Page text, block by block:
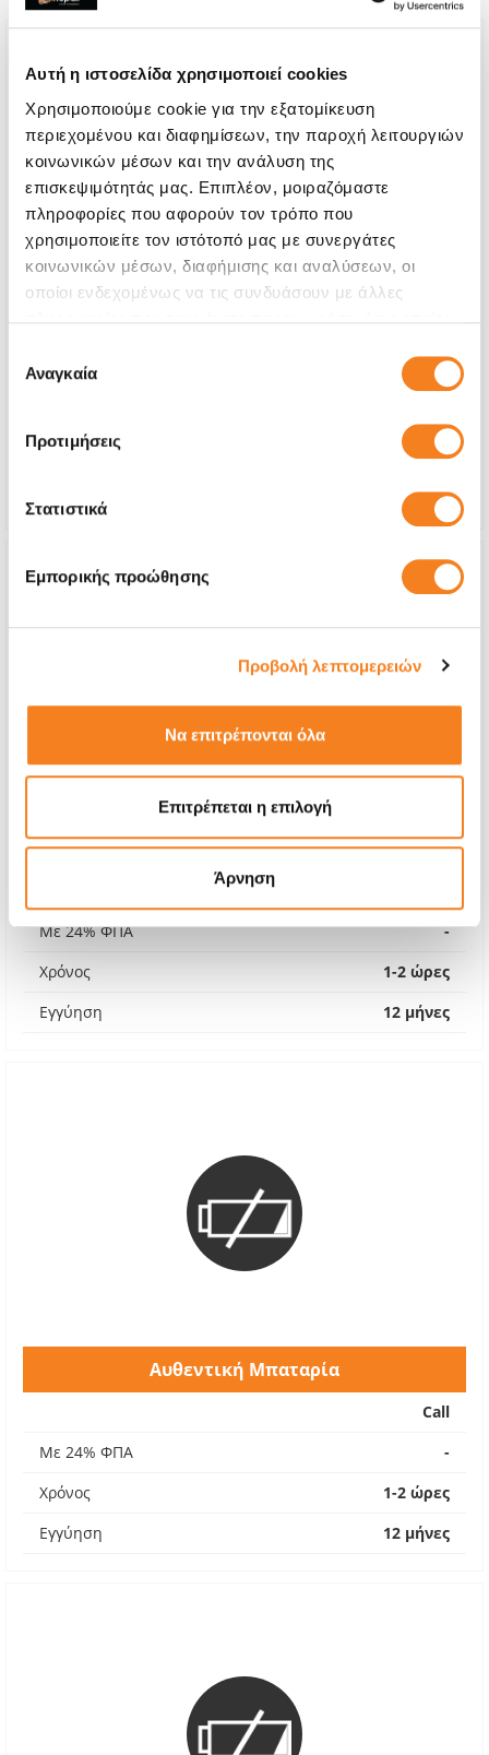
Αυτή η ιστοσελίδα χρησιμοποιεί cookies
Χρησιμοποιούμε cookie για την εξατομίκευση
περιεχομένου και διαφημίσεων, την παροχή λειτουργιών
κοινωνικών μέσων και την ανάλυση της
επισκεψιμότητάς μας. Επιπλέον, μοιραζόμαστε
πληροφορίες που αφορούν τον τρόπο που
χρησιμοποιείτε τον ιστότοπό μας με συνεργάτες
κοινωνικών μέσων, διαφήμισης και αναλύσεων, οι
οποίοι ενδεχομένως να τις συνδυάσουν με άλλες
των υπηρεσιών τους.
συγκατάθεσης
Αναγκαία
Προτιμήσεις
Στατιστικά
Εμπορικής προώθησης
Προβολή λεπτομερειών
Να επιτρέπονται όλα
Επιτρέπεται η επιλογή
Άρνηση
Call
Χρόνος
1-2 ώρες
12 μήνες
Premium Οθόνη
Με 24% ΦΠΑ
-
Χρόνος
1-2 ώρες
Εγγύηση
12 μήνες
Αυθεντική Μπαταρία
Call
Με 24% ΦΠΑ
-
Χρόνος
1-2 ώρες
Εγγύηση
12 μήνες